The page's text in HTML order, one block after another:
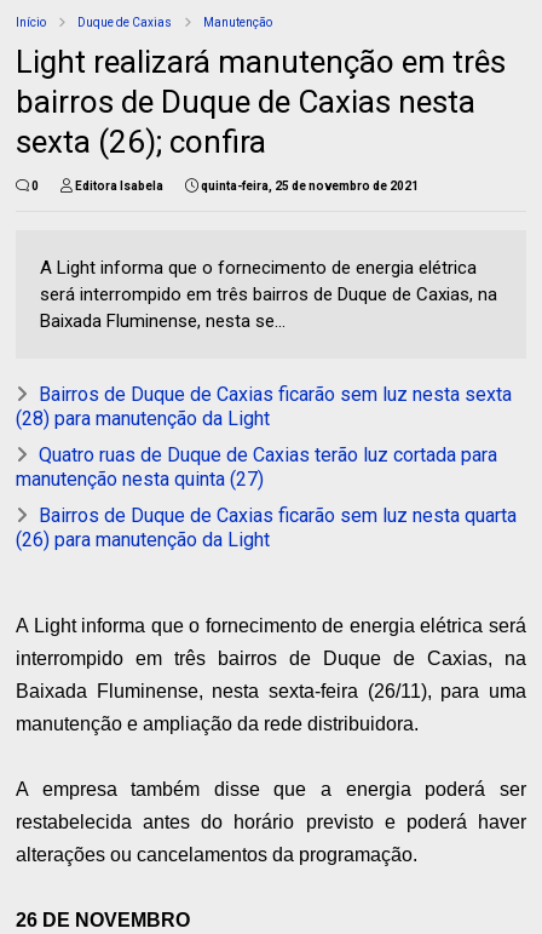
Início Duque de Caxias Manutenção
Light realizará manutenção em três
bairros de Duque de Caxias nesta
sexta (26); confira
0 Editora Isabela quinta-feira, 25 de novembro de 2021
A Light informa que o fornecimento de energia elétrica
será interrompido em três bairros de Duque de Caxias, na
Baixada Fluminense, nesta se...
Bairros de Duque de Caxias ficarão sem luz nesta sexta
(28) para manutenção da Light
Quatro ruas de Duque de Caxias terão luz cortada para
manutenção nesta quinta (27)
Bairros de Duque de Caxias ficarão sem luz nesta quarta
(26) para manutenção da Light
A Light informa que o fornecimento de energia elétrica será
interrompido em três bairros de Duque de Caxias, na
Baixada Fluminense, nesta sexta-feira (26/11), para uma
manutenção e ampliação da rede distribuidora.
A empresa também disse que a energia poderá ser
restabelecida antes do horário previsto e poderá haver
alterações ou cancelamentos da programação.
26 DE NOVEMBRO